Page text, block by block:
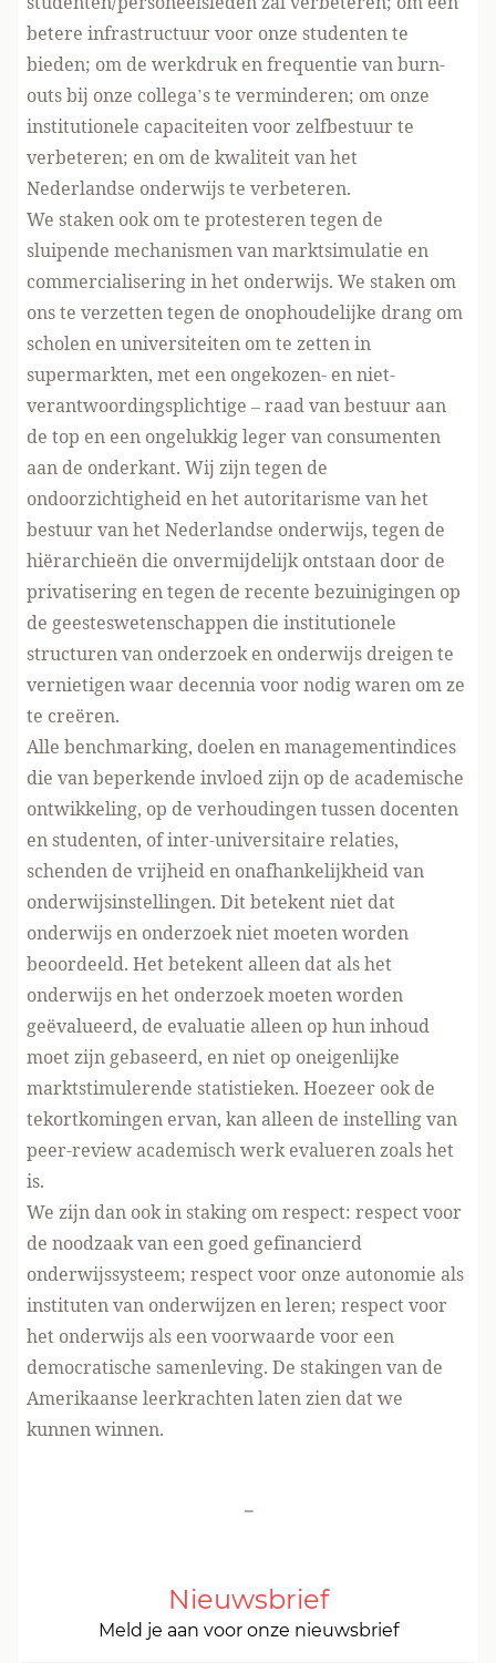
betere infrastructuur voor onze studenten te
bieden; om de werkdruken frequentie van burn-
outs bij onze collega’s te verminderen; om onze
institutionele capaciteiten voor zelfbestuur te
verbeteren; en om de kwaliteit van het
Nederlandse onderwijs te verbeteren.
We staken ook om te protesteren tegen de
sluipende mechanismen van marktsimulatie en
commercialisering in het onderwijs. We staken om
ons te verzetten tegen de onophoudelijke drang om
scholen en universiteiten om te zetten in
supermarkten, met een ongekozen- en niet-
verantwoordingsplichtige – raad van bestuur aan
de top en een ongelukkig leger van consumenten
aan de onderkant. Wij zijn tegen de
ondoorzichtigheid en het autoritarisme van het
bestuur van het Nederlandse onderwijs, tegen de
hiërarchieën die onvermijdelijk ontstaan door de
privatisering en tegen de recente bezuinigingen op
de geesteswetenschappen die institutionele
structuren van onderzoek en onderwijs dreigen te
vernietigen waar decennia voor nodig waren om ze
te creëren.
Alle benchmarking, doelen en managementindices
die van beperkende invloed zijn op de academische
ontwikkeling, op de verhoudingen tussen docenten
en studenten, of inter-universitaire relaties,
schenden de vrijheid en onafhankelijkheid van
onderwijsinstellingen. Dit betekent niet dat
onderwijs en onderzoek niet moeten worden
beoordeeld. Het betekent alleen dat als het
onderwijs en het onderzoek moeten worden
geëvalueerd, de evaluatie alleen op hun inhoud
moet zijn gebaseerd, en niet op oneigenlijke
marktstimulerende statistieken. Hoezeer ook de
tekortkomingen ervan, kan alleen de instelling van
peer-review academisch werk evalueren zoals het
is.
We zijn dan ook in staking om respect: respect voor
de noodzaak van een goed gefinancierd
onderwijssysteem; respect voor onze autonomie als
instituten van onderwijzen en leren; respect voor
het onderwijs als een voorwaarde voor een
democratische samenleving. De stakingen van de
Amerikaanse leerkrachtenlaten zien dat we
kunnen winnen.
-
Nieuwsbrief
Meld je aan voor onze nieuwsbrief